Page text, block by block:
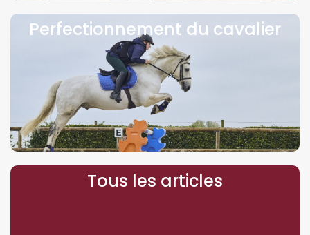
Perfectionnement du cavalier
Tous les articles